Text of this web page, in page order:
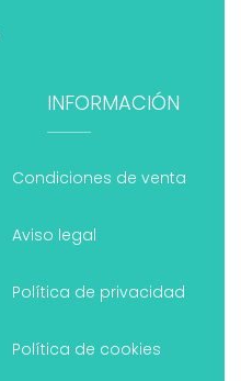
INFORMACIÓN
Condiciones de venta
Aviso legal
Política de privacidad
Política de cookies